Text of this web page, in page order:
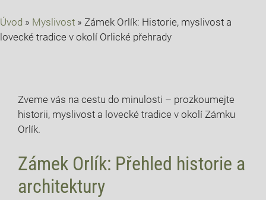
Úvod » Myslivost » Zámek Orlík: Historie, myslivost a
lovecké tradice v okolí Orlické přehrady
Zveme vás na cestu do minulosti – prozkoumejte
historii, myslivost a lovecké tradice v okolí Zámku
Orlík.
Zámek Orlík: Přehled historie a
architektury